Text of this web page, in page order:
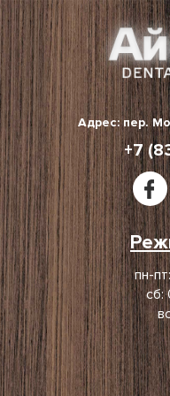
Skip
to
content
Адрес: пер.
+7
пн-
сб: